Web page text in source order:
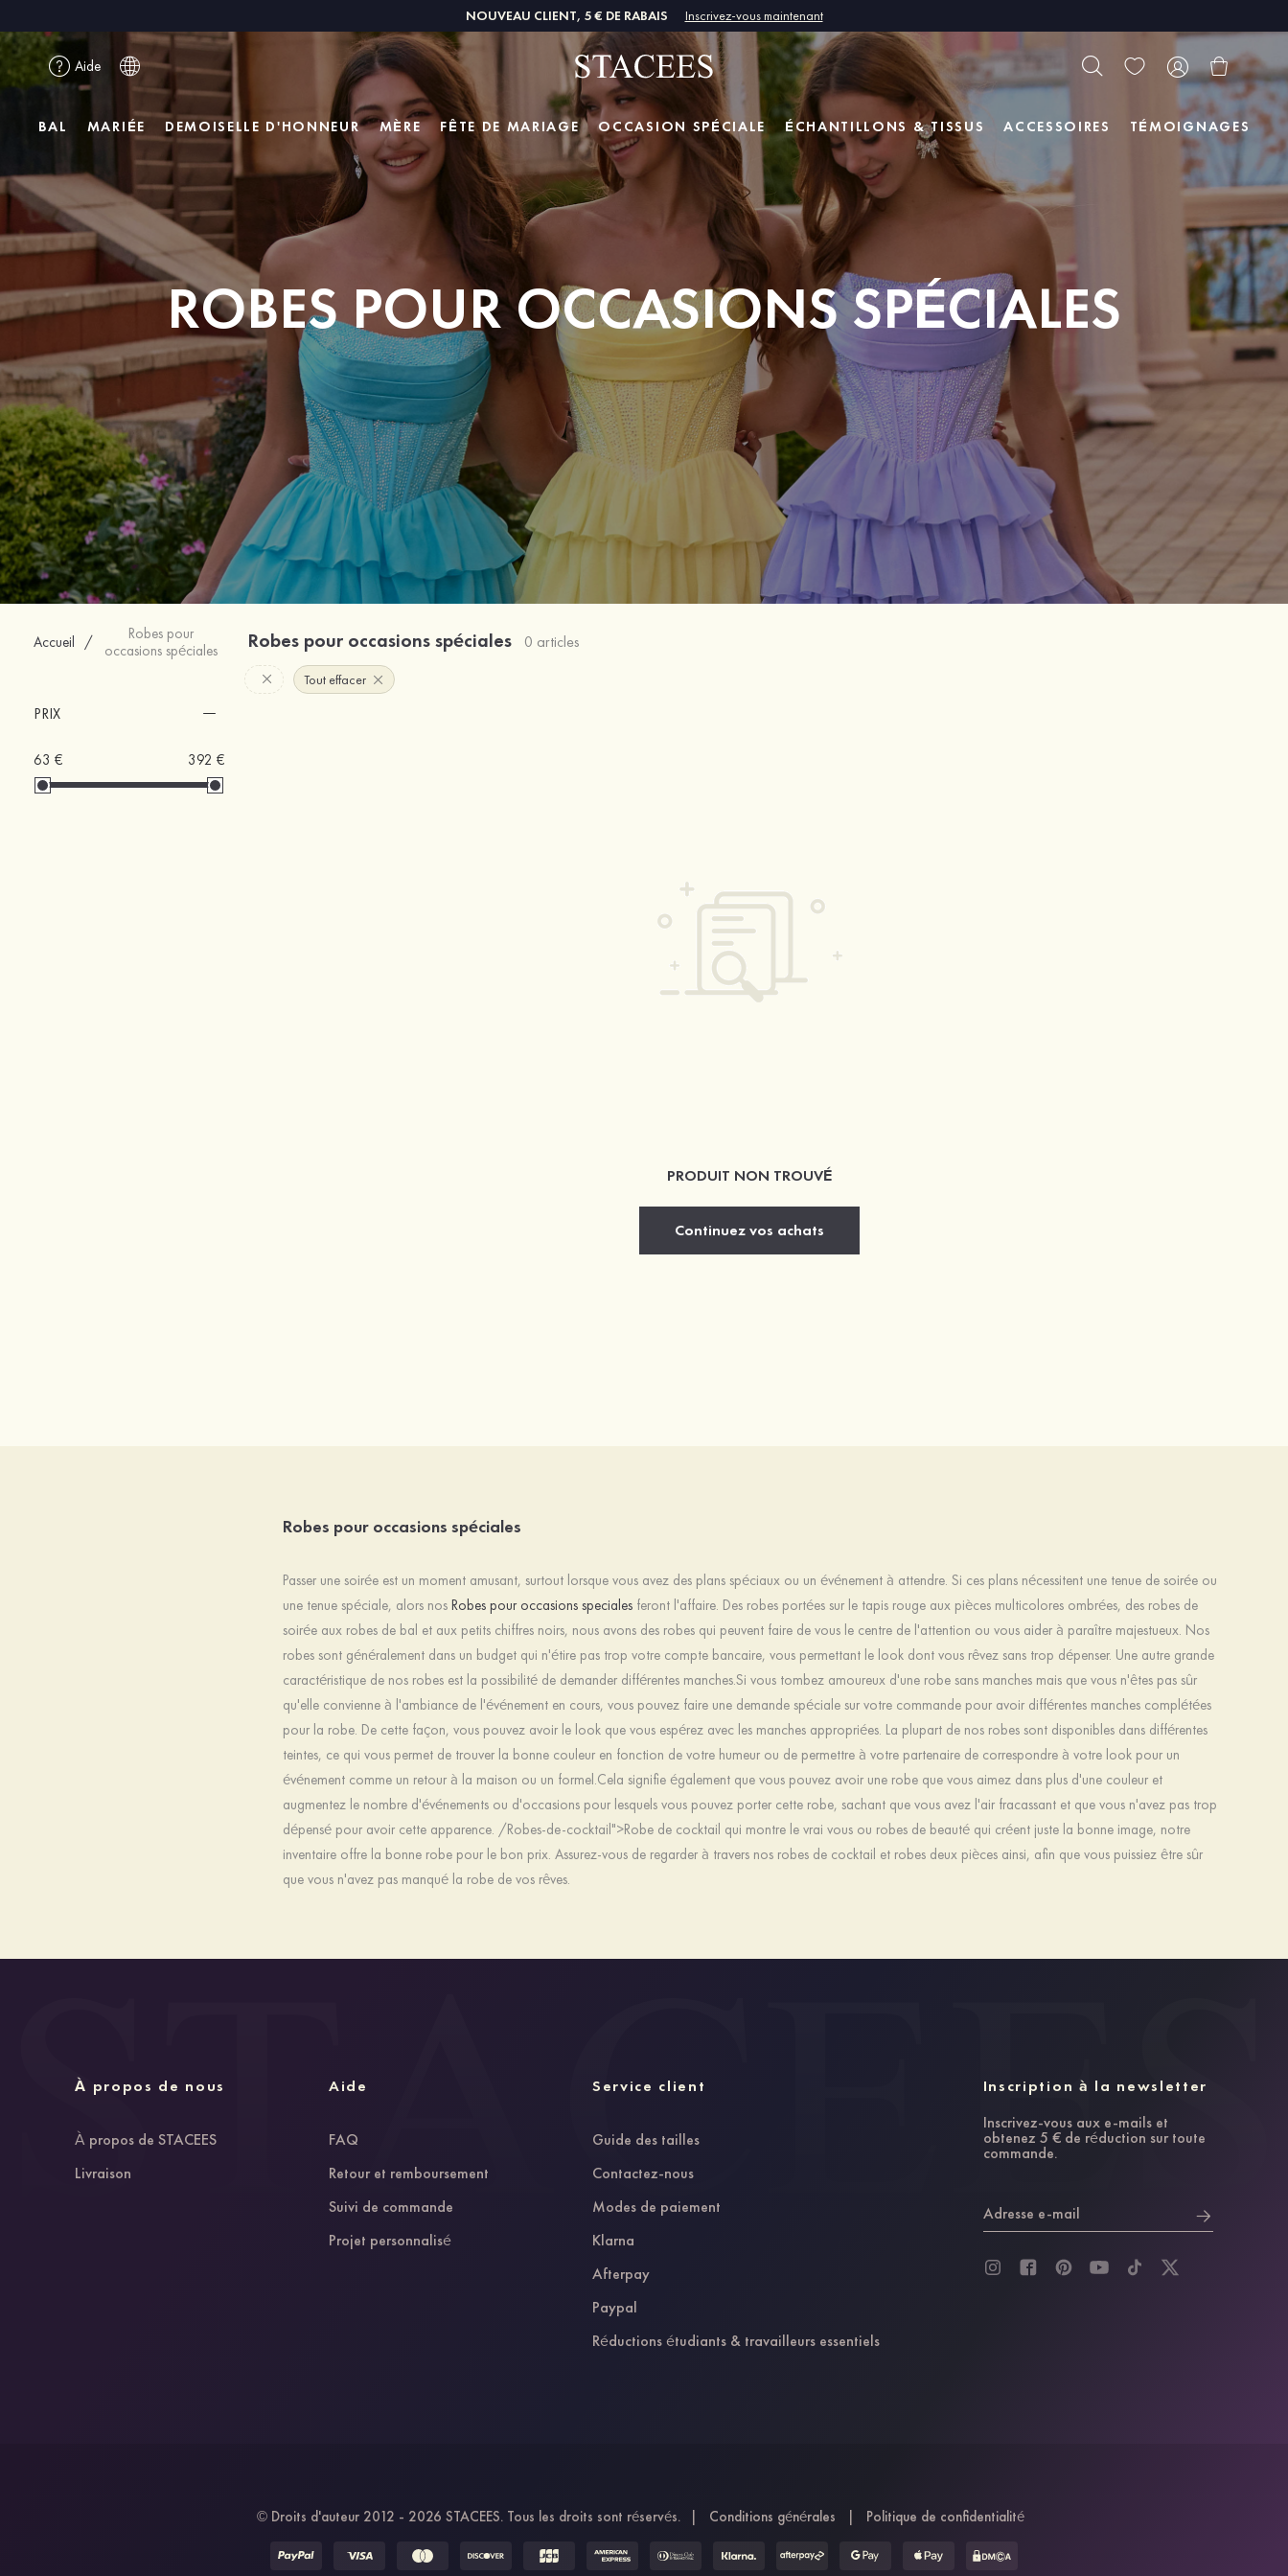
NOUVEAU CLIENT, 5 € DE RABAIS Inscrivez-vous maintenant
Aide
BAL MARIÉE DEMOISELLE D'HONNEUR MÈRE FÊTE DE MARIAGE OCCASION SPÉCIALE ÉCHANTILLONS & TISSUS ACCESSOIRES TÉMOIGNAGES
ROBES POUR OCCASIONS SPÉCIALES
Accueil /
Robes pour
occasions spéciales
PRIX
63 € 392 €
Robes pour occasions spéciales 0 articles
Tout effacer
PRODUIT NON TROUVÉ
Continuez vos achats
Robes pour occasions spéciales
Passer une soirée est un moment amusant, surtout lorsque vous avez des plans spéciaux ou un événement à attendre. Si ces plans nécessitent une tenue de soirée ou
une tenue spéciale, alors nos Robes pour occasions specialesferont l'affaire. Des robes portées sur le tapis rouge aux pièces multicolores ombrées, des robes de
soirée aux robes de bal et aux petits chiffres noirs, nous avons des robes qui peuvent faire de vous le centre de l'attention ou vous aider à paraître majestueux. Nos
robes sont généralement dans un budget qui n'étire pas trop votre compte bancaire, vous permettant le look dont vous rêvez sans trop dépenser. Une autre grande
caractéristique de nos robes est la possibilité de demander différentes manches.Si vous tombez amoureux d'une robe sans manches mais que vous n'êtes pas sûr
qu'elle convienne à l'ambiance de l'événement en cours, vous pouvez faire une demande spéciale sur votre commande pour avoir différentes manches complétées
pour la robe. De cette façon, vous pouvez avoir le look que vous espérez avec les manches appropriées. La plupart de nos robes sont disponibles dans différentes
teintes, ce qui vous permet de trouver la bonne couleur en fonction de votre humeur ou de permettre à votre partenaire de correspondre à votre look pour un
événement comme un retour à la maison ou un formel.Cela signifie également que vous pouvez avoir une robe que vous aimez dans plus d'une couleur et
augmentez le nombre d'événements ou d'occasions pour lesquels vous pouvez porter cette robe, sachant que vous avez l'air fracassant et que vous n'avez pas trop
dépensé pour avoir cette apparence. /Robes-de-cocktail">Robe de cocktail qui montre le vrai vous ou robes de beauté qui créent juste la bonne image, notre
inventaire offre la bonne robe pour le bon prix. Assurez-vous de regarder à travers nos robes de cocktail et robes deux pièces ainsi, afin que vous puissiez être sûr
que vous n'avez pas manqué la robe de vos rêves.
À propos de nous
À propos de STACEES
Livraison
Aide
FAQ
Retour et remboursement
Suivi de commande
Projet personnalisé
Service client
Guide des tailles
Contactez-nous
Modes de paiement
Klarna
Afterpay
Paypal
Réductions étudiants & travailleurs essentiels
Inscription à la newsletter
Inscrivez-vous aux e-mails et
obtenez 5 € de réduction sur toute
commande.
Adresse e-mail
©Droits d'auteur 2012 - 2026 STACEES. Tous les droits sont réservés. Conditions générales Politique de confidentialité